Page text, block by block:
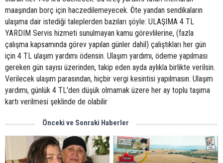
maaşından borç için haczedilemeyecek. Öte yandan sendikaların
ulaşıma dair istediği taleplerden bazıları şöyle: ULAŞIMA 4 TL
YARDIM Servis hizmeti sunulmayan kamu görevlilerine, (fazla
çalışma kapsamında görev yapılan günler dahil) çalıştıkları her gün
için 4 TL ulaşım yardımı ödensin. Ulaşım yardımı, ödeme yapılması
gereken gün sayısı üzerinden, takip eden ayda aylıkla birlikte verilsin.
Verilecek ulaşım parasından, hiçbir vergi kesintisi yapılmasın. Ulaşım
yardımı, günlük 4 TL'den düşük olmamak üzere her ay toplu taşıma
kartı verilmesi şeklinde de olabilir
Önceki ve Sonraki Haberler